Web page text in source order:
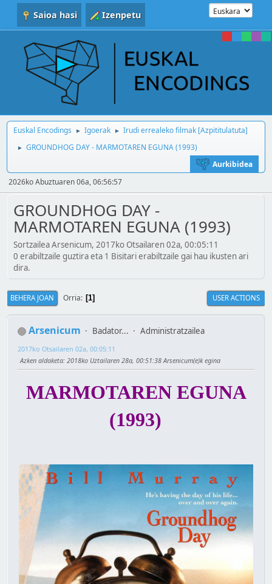
Saioa hasi Izenpetu
Euskal Encodings ► Igoerak ► Irudi errealeko filmak [Azpititulatuta]
►
GROUNDHOG DAY - MARMOTAREN EGUNA (1993)
Aurkibidea
2026ko Abuztuaren 06a, 06:56:57
GROUNDHOG DAY -
MARMOTAREN EGUNA (1993)
Sortzailea Arsenicum, 2017ko Otsailaren 02a, 00:05:11
0 erabiltzaile guztira eta 1 Bisitari erabiltzaile gai hau ikusten ari
dira.
BEHERA JOAN Orria 1 USER ACTIONS
Arsenicum Badator... Administratzailea
2017ko Otsailaren 02a, 00:05:11
Azken aldaketa: 2018ko Uztailaren 28a, 00:51:38 Arsenicum(e)k egina
MARMOTAREN EGUNA
(1993)